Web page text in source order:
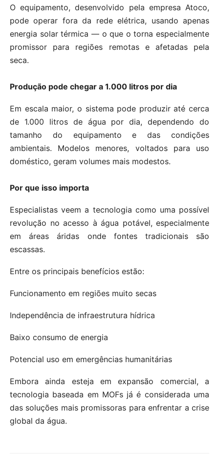
O equipamento, desenvolvido pela empresa Atoco,
pode operar fora da rede elétrica, usando apenas
energia solar térmica — o que o torna especialmente
promissor para regiões remotas e afetadas pela
seca.
Produção pode chegar a 1.000 litros por dia
Em escala maior, o sistema pode produzir até cerca
de 1.000 litros de água por dia, dependendo do
tamanho do equipamento e das condições
ambientais. Modelos menores, voltados para uso
doméstico, geram volumes mais modestos.
Por que isso importa
Especialistas veem a tecnologia como uma possível
revolução no acesso à água potável, especialmente
em áreas áridas onde fontes tradicionais são
escassas.
Entre os principais benefícios estão:
Funcionamento em regiões muito secas
Independência de infraestrutura hídrica
Baixo consumo de energia
Potencial uso em emergências humanitárias
Embora ainda esteja em expansão comercial, a
tecnologia baseada em MOFs já é considerada uma
das soluções mais promissoras para enfrentar a crise
global da água.